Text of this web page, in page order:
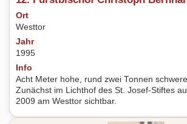
Ort
Westtor
Jahr
1995
Info
Acht Meter hohe, rund zwei Tonnen
Zunächst im Lichthof des St. Josef-Stiftes
2009 am Westtor sichtbar.